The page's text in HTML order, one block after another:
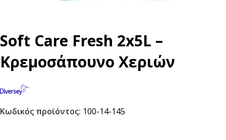
Soft Care Fresh 2x5L –
Κρεμοσάπουνο Χεριών
Κωδικός προϊόντος: 100-14-145